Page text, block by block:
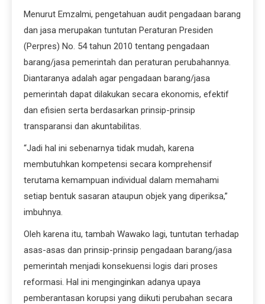
Menurut Emzalmi, pengetahuan audit pengadaan barang
dan jasa merupakan tuntutan Peraturan Presiden
(Perpres) No. 54 tahun 2010 tentang pengadaan
barang/jasa pemerintah dan peraturan perubahannya.
Diantaranya adalah agar pengadaan barang/jasa
pemerintah dapat dilakukan secara ekonomis, efektif
dan efisien serta berdasarkan prinsip-prinsip
transparansi dan akuntabilitas.
“Jadi hal ini sebenarnya tidak mudah, karena
membutuhkan kompetensi secara komprehensif
terutama kemampuan individual dalam memahami
setiap bentuk sasaran ataupun objek yang diperiksa,”
imbuhnya.
Oleh karena itu, tambah Wawako lagi, tuntutan terhadap
asas-asas dan prinsip-prinsip pengadaan barang/jasa
pemerintah menjadi konsekuensi logis dari proses
reformasi. Hal ini menginginkan adanya upaya
pemberantasan korupsi yang diikuti perubahan secara